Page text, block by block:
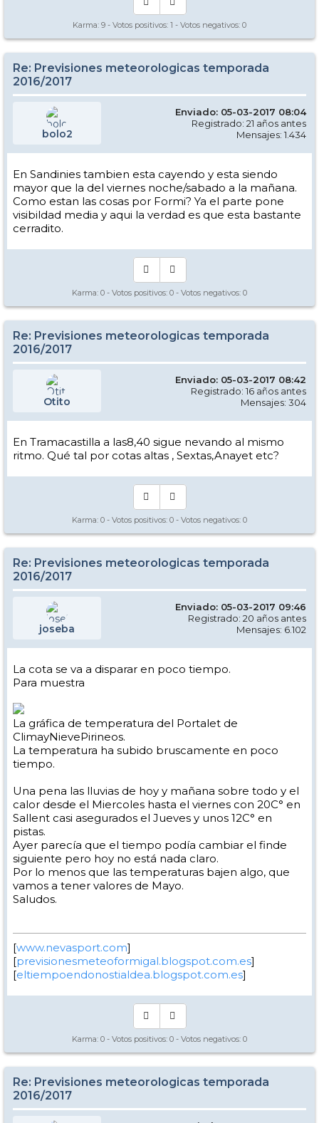
Karma: 9 - Votos positivos: 1 - Votos negativos: 0
Re: Previsiones meteorologicas temporada
2016/2017
bolo2
Enviado: 05-03-2017 08:04
Registrado: 21 años antes
Mensajes: 1.434
En Sandinies tambien esta cayendo y esta siendo
mayor que la del viernes noche/sabado a la mañana.
Como estan las cosas por Formi? Ya el parte pone
visibildad media y aqui la verdad es que esta bastante
cerradito.
Karma: 0 - Votos positivos: 0 - Votos negativos: 0
Re: Previsiones meteorologicas temporada
2016/2017
Otito
Enviado: 05-03-2017 08:42
Registrado: 16 años antes
Mensajes: 304
En Tramacastilla a las8,40 sigue nevando al mismo
ritmo. Qué tal por cotas altas , Sextas,Anayet etc?
Karma: 0 - Votos positivos: 0 - Votos negativos: 0
Re: Previsiones meteorologicas temporada
2016/2017
joseba
Enviado: 05-03-2017 09:46
Registrado: 20 años antes
Mensajes: 6.102
La cota se va a disparar en poco tiempo.
Para muestra
La gráfica de temperatura del Portalet de
ClimayNievePirineos.
La temperatura ha subido bruscamente en poco
tiempo.
Una pena las lluvias de hoy y mañana sobre todo y el
calor desde el Miercoles hasta el viernes con 20C° en
Sallent casi asegurados el Jueves y unos 12C° en
pistas.
Ayer parecía que el tiempo podía cambiar el finde
siguiente pero hoy no está nada claro.
Por lo menos que las temperaturas bajen algo, que
vamos a tener valores de Mayo.
Saludos.
[www.nevasport.com]
[previsionesmeteoformigal.blogspot.com.es]
[eltiempoendonostialdea.blogspot.com.es]
Karma: 0 - Votos positivos: 0 - Votos negativos: 0
Re: Previsiones meteorologicas temporada
2016/2017